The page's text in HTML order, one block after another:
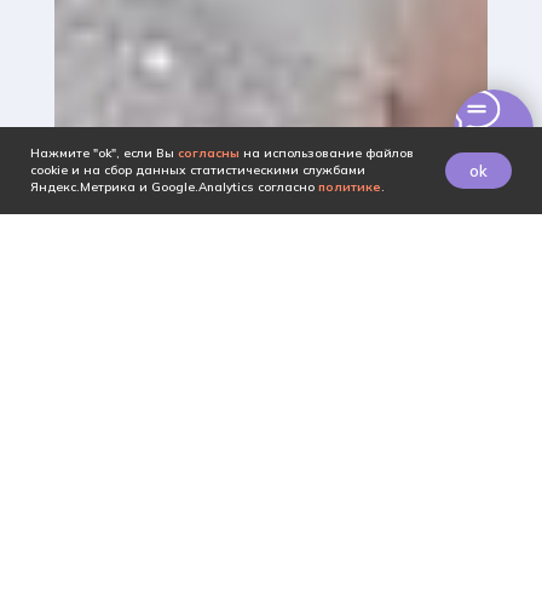
Нажмите "ok", если Вы согласны на использование файлов
cookie и на сбор данных статистическими службами
Яндекс.Метрика и Google.Analytics согласно политике.
ok